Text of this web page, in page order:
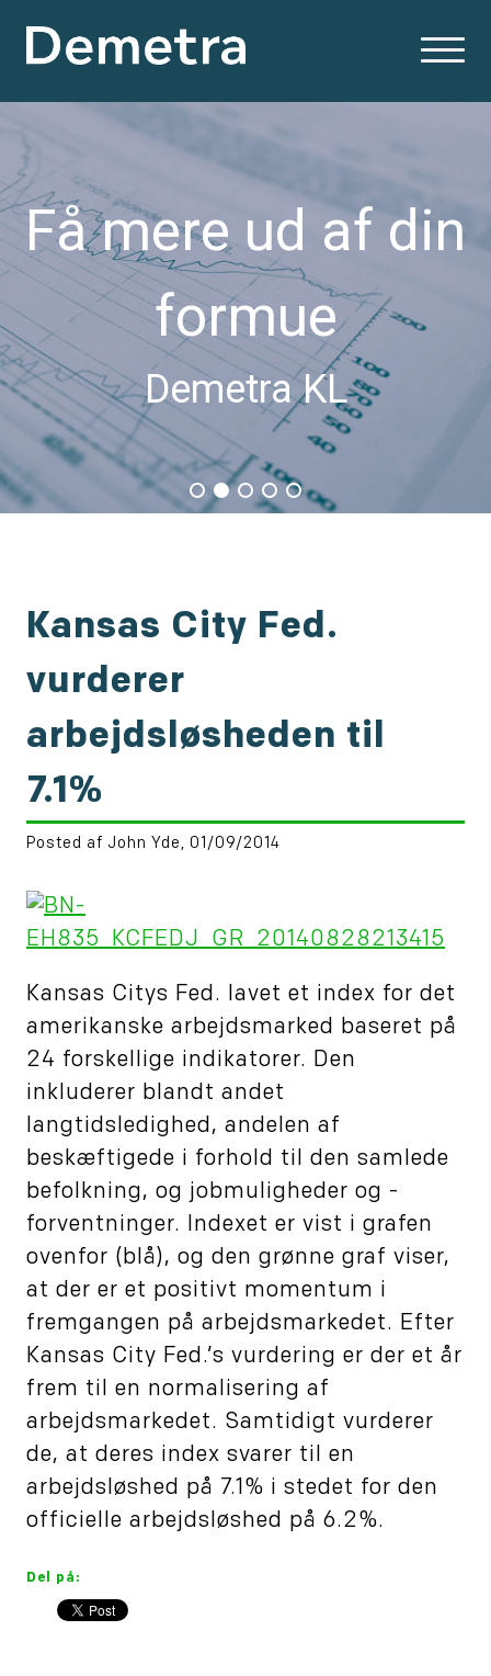
Få mere ud af din
formue
Demetra KL
Kansas City Fed.
vurderer
arbejdsløsheden til
7.1%
Posted af John Yde, 01/09/2014
Kansas Citys Fed. lavet et index for det
amerikanske arbejdsmarked baseret på
24 forskellige indikatorer. Den
inkluderer blandt andet
langtidsledighed, andelen af
beskæftigede i forhold til den samlede
befolkning, og jobmuligheder og -
forventninger. Indexet er vist i grafen
ovenfor (blå), og den grønne graf viser,
at der er et positivt momentum i
fremgangen på arbejdsmarkedet. Efter
Kansas City Fed.’s vurdering er der et år
frem til en normalisering af
arbejdsmarkedet. Samtidigt vurderer
de, at deres index svarer til en
arbejdsløshed på 7.1% i stedet for den
officielle arbejdsløshed på 6.2%.
Del på: